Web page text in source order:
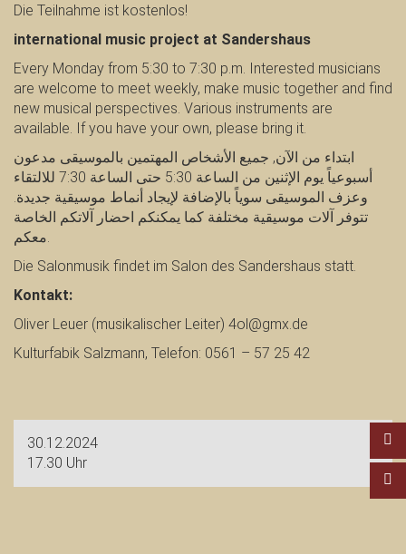
Die Teilnahme ist kostenlos!
international music project at Sandershaus
Every Monday from 5:30 to 7:30 p.m. Interested musicians
are welcome to meet weekly, make music together and find
new musical perspectives. Various instruments are
available. If you have your own, please bring it.
ابتداء من الآن, جميع الأشخاص المهتمين بالموسيقى مدعون
أسبوعياً يوم الإثنين من الساعة 5:30 حتى الساعة 7:30 للالتقاء
وعزف الموسيقى سوياً بالإضافة لإيجاد أنماط موسيقية جديدة.
تتوفر آلات موسيقية مختلفة كما يمكنكم احضار آلاتكم الخاصة
معكم.
Die Salonmusik findet im Salon des Sandershaus statt.
Kontakt:
Oliver Leuer (musikalischer Leiter) 4ol@gmx.de
Kulturfabik Salzmann, Telefon: 0561 – 57 25 42
30.12.2024
17.30 Uhr